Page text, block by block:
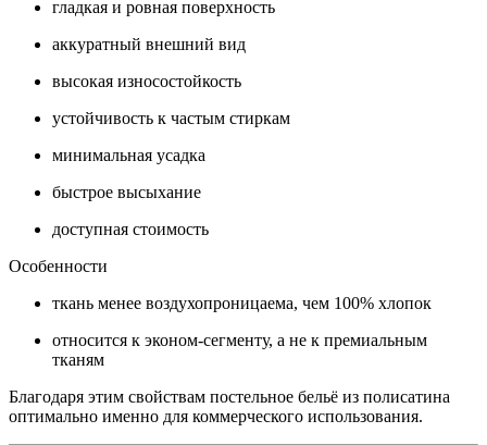
гладкая и ровная поверхность
аккуратный внешний вид
высокая износостойкость
устойчивость к частым стиркам
минимальная усадка
быстрое высыхание
доступная стоимость
Особенности
ткань менее воздухопроницаема, чем 100% хлопок
относится к эконом-сегменту, а не к премиальным
тканям
Благодаря этим свойствам постельное бельё из полисатина
оптимально именно для коммерческого использования.